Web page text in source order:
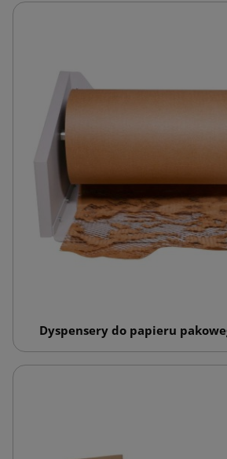
Dyspensery do papieru